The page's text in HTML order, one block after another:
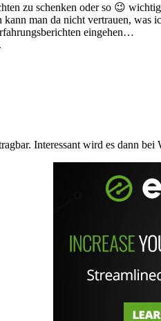
zu schenken oder so 😉
man da nicht vertrauen, was
eingehen…
Interessant wird es dann bei